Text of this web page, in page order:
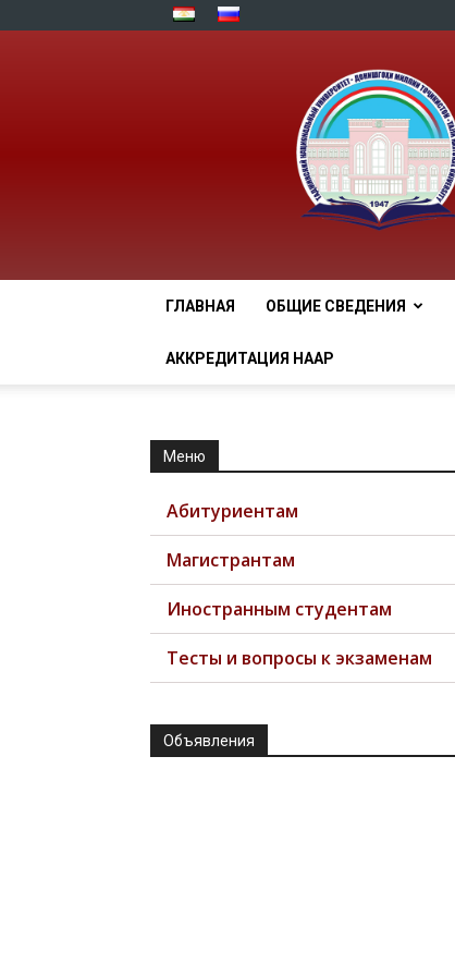
ГЛАВНАЯ ОБЩИЕ СВЕДЕНИЯ
АККРЕДИТАЦИЯ НААР
Меню
Абитуриентам
Магистрантам
Иностранным студентам
Тесты и вопросы к экзаменам
Объявления